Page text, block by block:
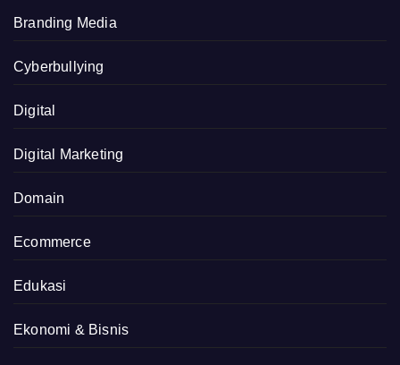
Branding Media
Cyberbullying
Digital
Digital Marketing
Domain
Ecommerce
Edukasi
Ekonomi & Bisnis